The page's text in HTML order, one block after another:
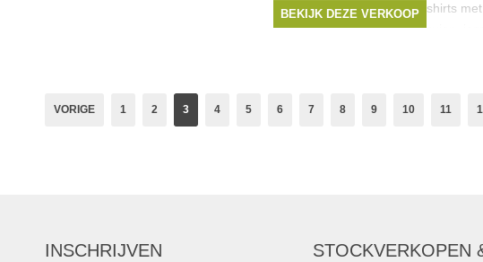
jurken, rokken, hemden, T-shirts
mouwen, gilets, sweaters, truien,
BEKIJK DEZE VERKOOP
VORIGE 1 2 3 4 5 6 7 8 9 10 11
INSCHRIJVEN
STOCKVERKOPEN